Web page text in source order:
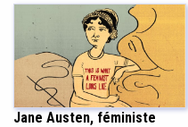
Jane Austen, féministe